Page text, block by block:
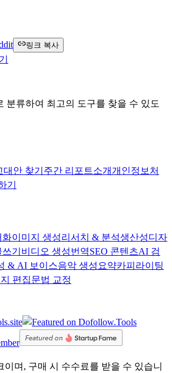
링크 복사
분류하여 최고의 도구를 찾을 수 있도
대안 찾기 주간 리포트소개개인정보처
기
화이미지 생성리서치 & 분석생산성디자
기 비디오 생성번역SEO 콘텐츠AI 검
& AI 보이스음악 생성 요약카피라이팅
편집문법 교정
이며, 구매 시 수수료를 받을 수 있습니